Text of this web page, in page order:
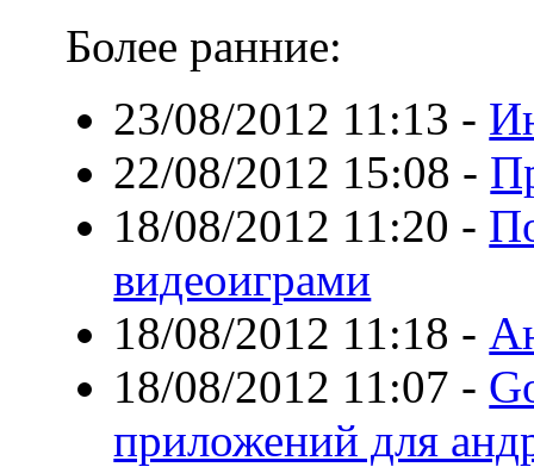
Более ранние:
23/08/2012 11:13 -
22/08/2012 15:08 -
18/08/2012 11:20 -
видеоиграми
18/08/2012 11:18 -
18/08/2012 11:07 -
приложений для